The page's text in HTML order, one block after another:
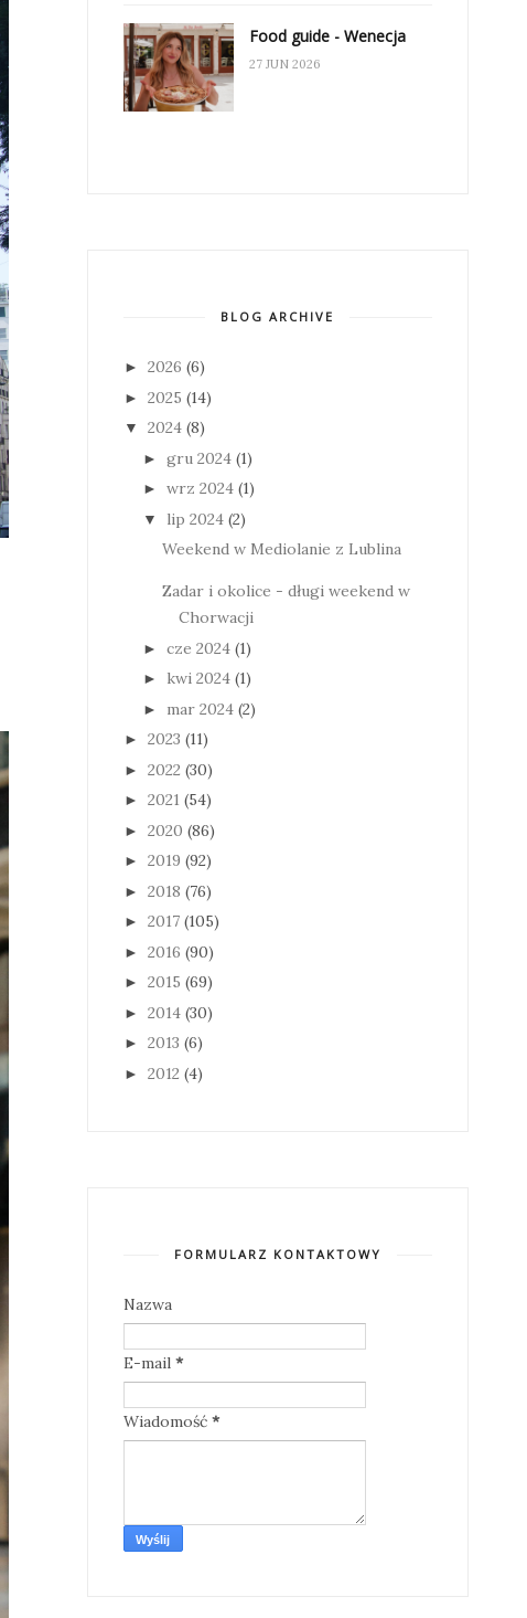
Food guide - Wenecja
27 JUN 2026
BLOG ARCHIVE
► 2026 (6)
► 2025 (14)
▼ 2024 (8)
► gru 2024 (1)
► wrz 2024 (1)
▼ lip 2024 (2)
Weekend w Mediolanie z Lublina
Zadar i okolice - długi weekend w
Chorwacji
► cze 2024 (1)
► kwi 2024 (1)
► mar 2024 (2)
► 2023 (11)
► 2022 (30)
► 2021 (54)
► 2020 (86)
► 2019 (92)
► 2018 (76)
► 2017 (105)
► 2016 (90)
► 2015 (69)
► 2014 (30)
► 2013 (6)
► 2012 (4)
FORMULARZ KONTAKTOWY
Nazwa
E-mail *
Wiadomość *